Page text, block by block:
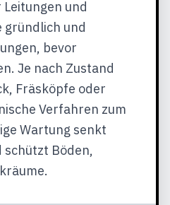
und
gründlich und
bevor
Je nach Zustand
Fräsköpfe oder
Verfahren zum
Wartung senkt
schützt Böden,